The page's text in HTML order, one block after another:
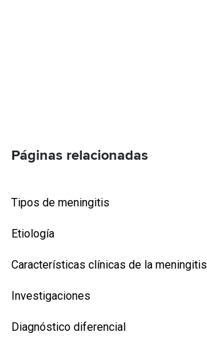
Páginas relacionadas
Tipos de meningitis
Etiología
Características clínicas de la meningitis
Investigaciones
Diagnóstico diferencial